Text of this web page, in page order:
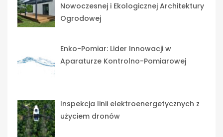
Nowoczesnej i Ekologicznej Architektury
Ogrodowej
Enko-Pomiar: Lider Innowacji w
Aparaturze Kontrolno-Pomiarowej
Inspekcja linii elektroenergetycznych z
użyciem dronów